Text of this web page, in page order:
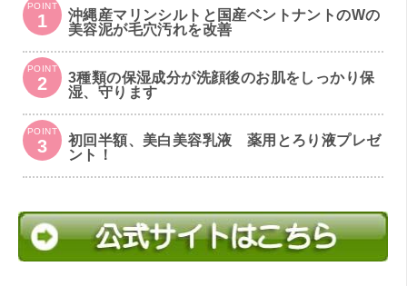
POINT
1
沖縄産マリンシルトと国産ベントナントのWの
美容泥が毛穴汚れを改善
POINT
2
3種類の保湿成分が洗顔後のお肌をしっかり保
湿、守ります
POINT
3
初回半額、美白美容乳液 薬用とろり液プレゼ
ント！